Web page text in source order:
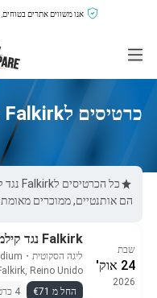
אנו משווים אתרים
כרטיסים לFalkirk נגד קילמרנוק
הם אותנטיים, ממוכרים
שבת
24 אוק'
2026
Falkirk נגד קילמרנוק
ליגה הסקוטית ・
Reino Unido
החל מ €71
4 כרטיסים זמינים